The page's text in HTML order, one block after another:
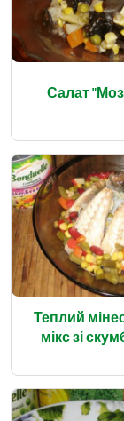
Салат
Теплий
мікс зі